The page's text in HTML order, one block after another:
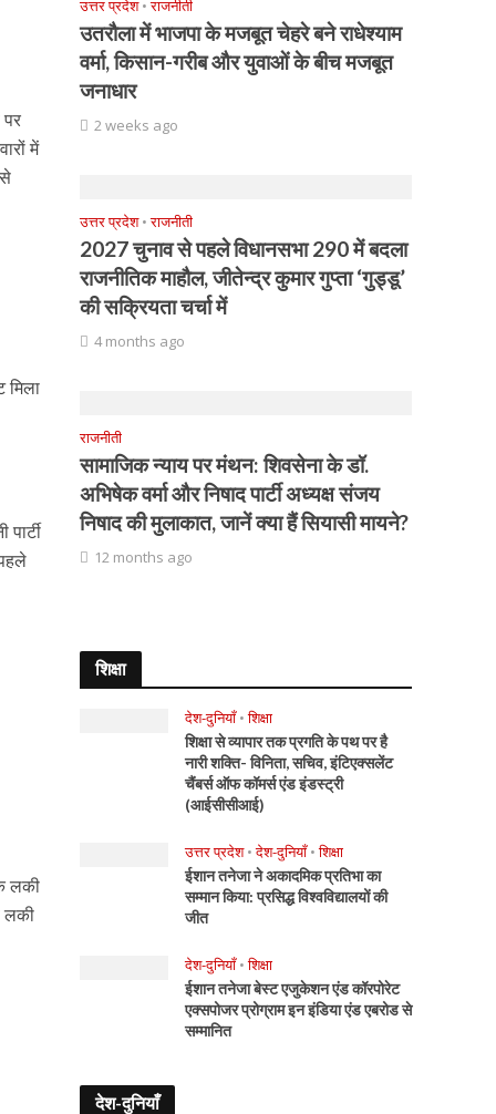
में
मिला
लकी
लकी
उत्तर प्रदेश • राजनीती
उतरौला में भाजपा के मजबूत चेहरे बने राधेश्याम
वर्मा, किसान-गरीब और युवाओं के बीच मजबूत
जनाधार
2 weeks ago
उत्तर प्रदेश • राजनीती
2027 चुनाव से पहले विधानसभा 290 में बदला
राजनीतिक माहौल, जीतेन्द्र कुमार गुप्ता ‘गुड्डू’
की सक्रियता चर्चा में
4 months ago
राजनीती
सामाजिक न्याय पर मंथन: शिवसेना के डॉ.
अभिषेक वर्मा और निषाद पार्टी अध्यक्ष संजय
निषाद की मुलाकात, जानें क्या हैं सियासी मायने?
12 months ago
शिक्षा
देश-दुनियाँ • शिक्षा
शिक्षा से व्यापार तक प्रगति के पथ पर है
नारी शक्ति- विनिता, सचिव, इंटिएक्सलेंट
चैंबर्स ऑफ कॉमर्स एंड इंडस्ट्री
(आईसीसीआई)
उत्तर प्रदेश • देश-दुनियाँ • शिक्षा
ईशान तनेजा ने अकादमिक प्रतिभा का
सम्मान किया: प्रसिद्ध विश्वविद्यालयों की
जीत
देश-दुनियाँ • शिक्षा
ईशान तनेजा बेस्ट एजुकेशन एंड कॉरपोरेट
एक्सपोजर प्रोग्राम इन इंडिया एंड एबरोड से
सम्मानित
देश-दुनियाँ